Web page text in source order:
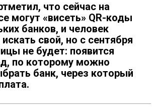
что сейчас на
могут «висеть» QR-коды
банков, и человек
свой, но с сентября
не будет: появится
по которому можно
банк, через который